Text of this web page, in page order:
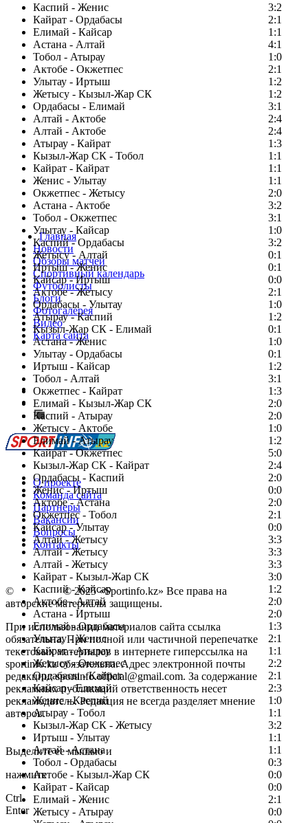
Каспий - Женис
3:2
Кайрат - Ордабасы
2:1
Елимай - Кайсар
1:1
Астана - Алтай
4:1
Тобол - Атырау
1:0
Актобе - Окжетпес
2:1
Улытау - Иртыш
1:2
Жетысу - Кызыл-Жар СК
1:2
Ордабасы - Елимай
3:1
Алтай - Актобе
2:4
Алтай - Актобе
2:4
Атырау - Кайрат
1:3
Кызыл-Жар СК - Тобол
1:1
Кайрат - Кайрат
1:1
Женис - Улытау
1:1
Окжетпес - Жетысу
2:0
Астана - Актобе
3:2
Тобол - Окжетпес
3:1
Улытау - Кайсар
1:0
Каспий - Ордабасы
3:2
Жетысу - Алтай
0:1
Иртыш - Женис
0:1
Кайсар - Иртыш
0:0
Актобе - Жетысу
2:1
Ордабасы - Улытау
1:0
Атырау - Каспий
1:2
Кызыл-Жар СК - Елимай
0:1
Астана - Женис
1:0
Улытау - Ордабасы
0:1
Иртыш - Кайсар
1:2
Тобол - Алтай
3:1
Окжетпес - Кайрат
1:3
Елимай - Кызыл-Жар СК
2:0
Каспий - Атырау
2:0
Жетысу - Актобе
1:0
Елимай - Атырау
1:2
Кайрат - Окжетпес
5:0
Кызыл-Жар СК - Кайрат
2:4
Ордабасы - Каспий
2:0
Женис - Иртыш
0:0
Актобе - Астана
2:0
Окжетпес - Тобол
2:1
Кайсар - Улытау
0:0
Алтай - Жетысу
3:3
Алтай - Жетысу
3:3
Алтай - Жетысу
3:3
Кайрат - Кызыл-Жар СК
3:0
Каспий - Кайсар
1:2
Актобе - Алтай
2:0
Астана - Иртыш
2:0
Елимай - Ордабасы
1:3
Улытау - Женис
2:1
Кайрат - Атырау
1:1
Жетысу - Окжетпес
2:2
Ордабасы - Кайрат
2:1
Кайсар - Елимай
2:3
Женис - Каспий
1:0
Атырау - Тобол
1:1
Кызыл-Жар СК - Жетысу
3:2
Иртыш - Улытау
1:1
Алтай - Астана
1:1
Тобол - Ордабасы
0:3
Актобе - Кызыл-Жар СК
0:0
Кайрат - Кайсар
0:0
Елимай - Женис
2:1
Жетысу - Атырау
0:0
Главная
Новости
Обзоры матчей
Спортивный календарь
Футболисты
Блоги
Фотогалерея
Видео
Карта сайта
Есть идея?
Сообщить о мероприятии
Перейти на старый сайт
О проекте
Команда сайта
Партнеры
Вакансии
Вопросы
Контакты
© Copyright© 2025 «Sportinfo.kz» Все права на
авторские материалы защищены.
При использовании материалов сайта ссылка
обязательна. При полной или частичной перепечатке
текстовых материалов в интернете гиперссылка на
sportinfo.kz обязательна. Адрес электронной почты
редакции: sportinfo.official@gmail.com. За содержание
рекламных публикаций ответственность несет
рекламодатель. Редакция не всегда разделяет мнение
авторов.
Заметили ошибку в тексте?
Выделите ее мышью и
нажмите
Ctrl
Enter